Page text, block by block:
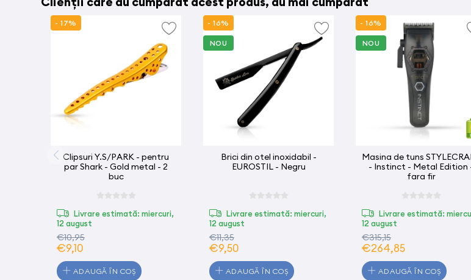
- 17%
Clipsuri Y.S/PARK - pentru
par Shark - Gold metal - 2
buc
Livrare estimată: miercuri,
12 august
€10,95
€9,10
ADAUGĂ ÎN COȘ
- 16%
NOU
Brici din otel inoxidabil -
EUROSTIL - Negru
Livrare estimată: miercuri,
12 august
€11,35
€9,50
ADAUGĂ ÎN COȘ
- 16%
NOU
Masina de tuns
- Instinct - Metal Edition
fara fir
Livrare estimată:
12 august
€315,15
€264,85
ADAUGĂ ÎN COȘ